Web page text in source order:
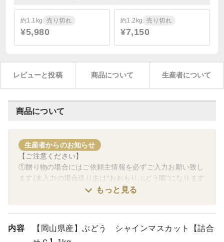
約1.1kg 売り切れ
¥5,980
約1.2kg 売り切れ
¥7,150
レビューと投稿 商品について 生産者について
商品について
生産者からのお知らせ
【ご注意ください】
①贈り物の場合にはご依頼主情報を必ずご入力お願い致し
ます(未入力の場合送り主は"おおもりぶどう園"になります
※表書きの指定がございます際は特記事項欄にご入力をお
願い致します
もっと見る
内容
【岡山県産】ぶどう シャインマスカット【詰合